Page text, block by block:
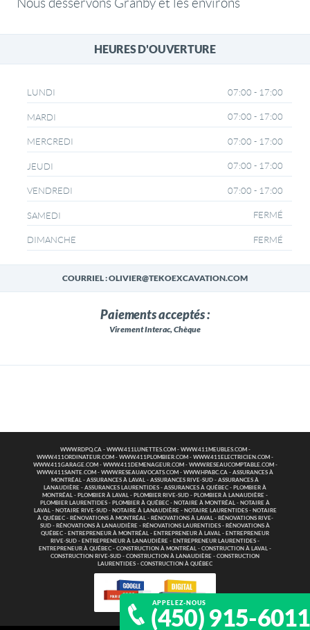
APPELEZ-NOUS
(450) 915-6011
Nous desservons Granby et les environs
HEURES D'OUVERTURE
LUNDI 07:00 - 17:00
MARDI 07:00 - 17:00
MERCREDI 07:00 - 17:00
JEUDI 07:00 - 17:00
VENDREDI 07:00 - 17:00
SAMEDI FERMÉ
DIMANCHE FERMÉ
COURRIEL : OLIVIER@TEKOEXCAVATION.COM
Paiements acceptés :
Virement Interac, Chèque
WWW.RDPQ.CA- WWW.411LUNETTES.COM - WWW.411MEUBLES.COM -
WWW.411ORDINATEUR.COM - WWW.411PLOMBIER.COM - WWW.411ELECTRICIEN.COM -
WWW.411GARAGE.COM - WWW.411DEMENAGEUR.COM - WWW.RESEAUCOMPTABLE.COM -
WWW.411SANTE.COM - WWW.RESEAUAVOCATS.COM - WWW.HPABC.CA - ASSURANCES À
MONTRÉAL - ASSURANCES À LAVAL - ASSURANCES RIVE-SUD - ASSURANCES À
LANAUDIÈRE - ASSURANCES LAURENTIDES - ASSURANCES À QUÉBEC - PLOMBIER À
MONTRÉAL - PLOMBIER À LAVAL - PLOMBIER RIVE-SUD - PLOMBIER À LANAUDIÈRE -
PLOMBIER LAURENTIDES - PLOMBIER À QUÉBEC - NOTAIRE À MONTRÉAL - NOTAIRE À
LAVAL- NOTAIRE RIVE-SUD- NOTAIRE À LANAUDIÈRE- NOTAIRE LAURENTIDES- NOTAIRE
À QUÉBEC- RÉNOVATIONS À MONTRÉAL- RÉNOVATIONS À LAVAL- RÉNOVATIONS RIVE-
SUD - RÉNOVATIONS À LANAUDIÈRE - RÉNOVATIONS LAURENTIDES - RÉNOVATIONS À
QUÉBEC - ENTREPRENEUR À MONTRÉAL - ENTREPRENEUR À LAVAL - ENTREPRENEUR
RIVE-SUD - ENTREPRENEUR À LANAUDIÈRE - ENTREPRENEUR LAURENTIDES -
ENTREPRENEUR À QUÉBEC - CONSTRUCTION À MONTRÉAL - CONSTRUCTION À LAVAL -
CONSTRUCTION RIVE-SUD - CONSTRUCTION À LANAUDIÈRE - CONSTRUCTION
LAURENTIDES - CONSTRUCTION À QUÉBEC